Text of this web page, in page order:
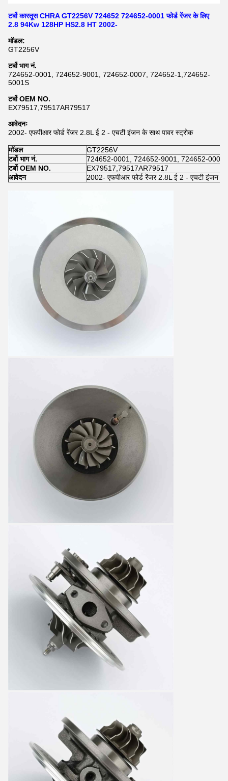
टर्बो कारतूस CHRA GT2256V 724652 724652-0001 फोर्ड रेंजर के लिए
2.8 94Kw 128HP HS2.8 HT 2002-
मॉडल:
GT2256V
टर्बो भाग नं.
724652-0001, 724652-9001, 724652-0007, 724652-1,724652-
5001S
टर्बो OEM NO.
EX79517,79517AR79517
आवेदनः
2002- एफपीआर फोर्ड रेंजर 2.8L ई 2 - एचटी इंजन के साथ पावर स्ट्रोक
मॉडल
GT2256V
टर्बो भाग नं.
724652-0001, 724652-9001, 724652-
टर्बो OEM NO.
EX79517,79517AR79517
आवेदन
2002- एफपीआर फोर्ड रेंजर 2.8L ई 2 - एचटी इंजन के